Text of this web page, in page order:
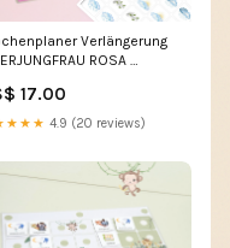
Verlängerung
ROSA
17.00
4.9 (20 reviews)